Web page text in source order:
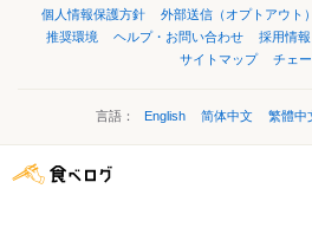
個人情報保護方針
外部送信（オプトアウト）
推奨環境
ヘルプ・お問い合わせ 採用情報
サイトマップ
チェ
言語： English 简体中文 繁體中